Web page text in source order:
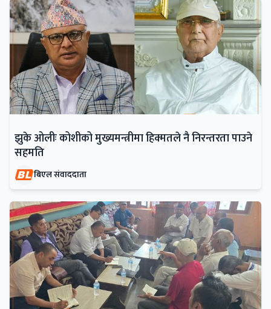
झुके ओलीः कोशीको मुख्यमन्त्रीमा हिक्मतले नै निरन्तरता पाउने
सहमति
बिएल संवाददाता